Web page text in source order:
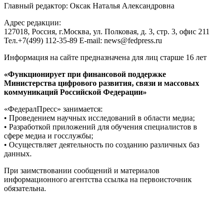
Главный редактор: Оксак Наталья Александровна
Адрес редакции:
127018, Россия, г.Москва, ул. Полковая, д. 3, стр. 3, офис 211
Тел.+7(499) 112-35-89 E-mail: news@fedpress.ru
Информация на сайте предназначена для лиц старше 16 лет
«Функционирует при финансовой поддержке
Министерства цифрового развития, связи и массовых
коммуникаций Российской Федерации»
«ФедералПресс» занимается:
• Проведением научных исследований в области медиа;
• Разработкой приложений для обучения специалистов в
сфере медиа и госслужбы;
• Осуществляет деятельность по созданию различных баз
данных.
При заимствовании сообщений и материалов
информационного агентства ссылка на первоисточник
обязательна.